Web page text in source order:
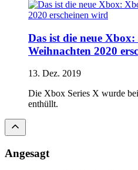
Das ist die neue
Weihnachten 2020
13. Dez. 2019
Die Xbox Series X wurde
enthüllt.
Angesagt